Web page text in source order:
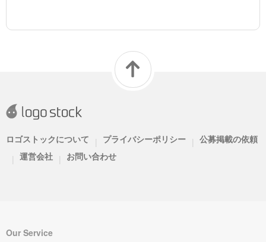
ロゴストックについて | プライバシーポリシー | 公募掲載の依頼
| 運営会社 | お問い合わせ
Our Service